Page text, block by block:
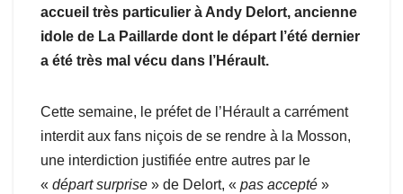
accueil très particulier à Andy Delort, ancienne
idole de La Paillarde dont le départ l’été dernier
a été très mal vécu dans l’Hérault.
Cette semaine, le préfet de l’Hérault a carrément
interdit aux fans niçois de se rendre à la Mosson,
une interdiction justifiée entre autres par le
« départ surprise » de Delort, « pas accepté »